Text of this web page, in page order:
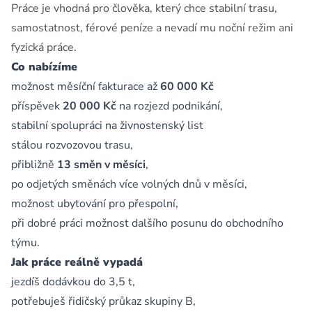
Práce je vhodná pro člověka, který chce stabilní trasu,
samostatnost, férové peníze a nevadí mu noční režim ani
fyzická práce.
Co nabízíme
možnost měsíční fakturace až60 000 Kč
příspěvek 20 000 Kč na rozjezd podnikání,
stabilní spolupráci na živnostenský list
stálou rozvozovou trasu,
přibližně 13 směn v měsíci,
po odjetých směnách více volných dnů v měsíci,
možnost ubytování pro přespolní,
při dobré práci možnost dalšího posunu do obchodního
týmu.
Jak práce reálně vypadá
jezdíš dodávkou do 3,5 t,
potřebuješ řidičský průkaz skupiny B,